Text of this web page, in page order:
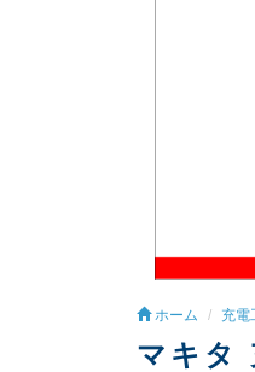
ホーム 充電
マキタ